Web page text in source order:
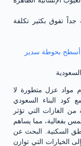
تفوق بكثير تكلفة
بحوطة سدير
مواد عزل متطورة لا
كود البناء السعودي
من الغازات التي تؤثر
بفعالية، مما يساهم
السكنية. البحث عن
الخيارات التي توازن